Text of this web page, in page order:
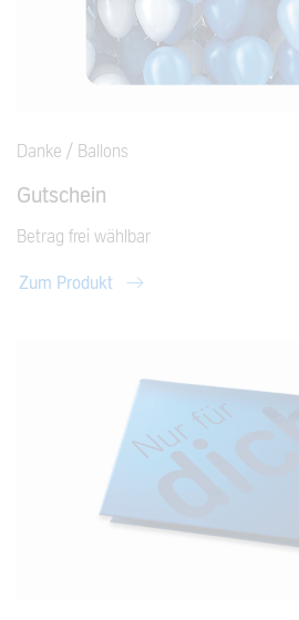
Danke / Ballons
Gutschein
Betrag frei wählbar
Zum Produkt